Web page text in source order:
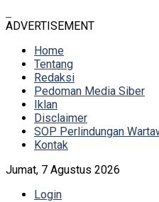
ADVERTISEMENT
Home
Tentang
Redaksi
Pedoman Media Siber
Iklan
Disclaimer
SOP Perlindungan
Kontak
Jumat, 7 Agustus 2026
Login